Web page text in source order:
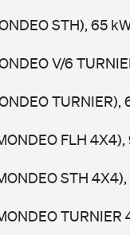
STH), 65
V/6
FLH
STH